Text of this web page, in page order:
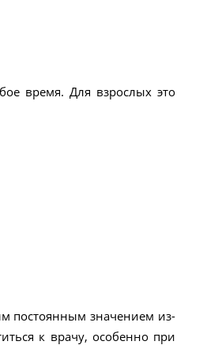
время. Для взрослых это
постоянным значением из-
к врачу, особенно при